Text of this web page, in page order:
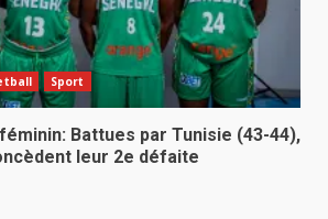
Sport
Battues par Tunisie (43-44),
leur 2e défaite